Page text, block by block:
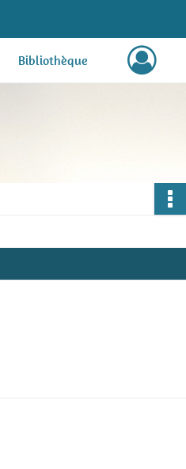
Bibliothèque